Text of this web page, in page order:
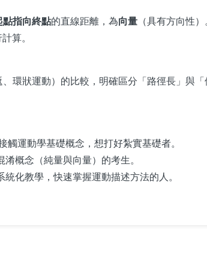
點指向終點的直線距離，為向量 （具有方向性）
算。
環狀運動）的比較，明確區分「路徑長」與「
觸運動學基礎概念，想打好紮實基礎者。
淆概念（純量與向量）的考生。
統化教學，快速掌握運動描述方法的人。